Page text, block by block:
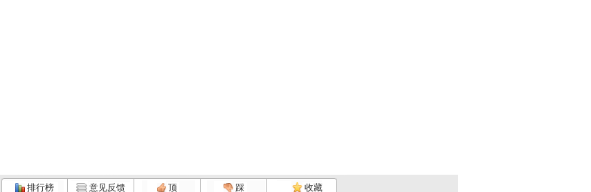
排行榜 意见反馈 顶 踩
收藏